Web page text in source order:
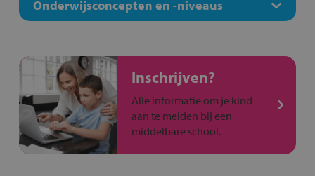
Onderwijsconcepten en -niveaus
Inschrijven?
Alle informatie om je kind
aan te melden bij een
middelbare school.